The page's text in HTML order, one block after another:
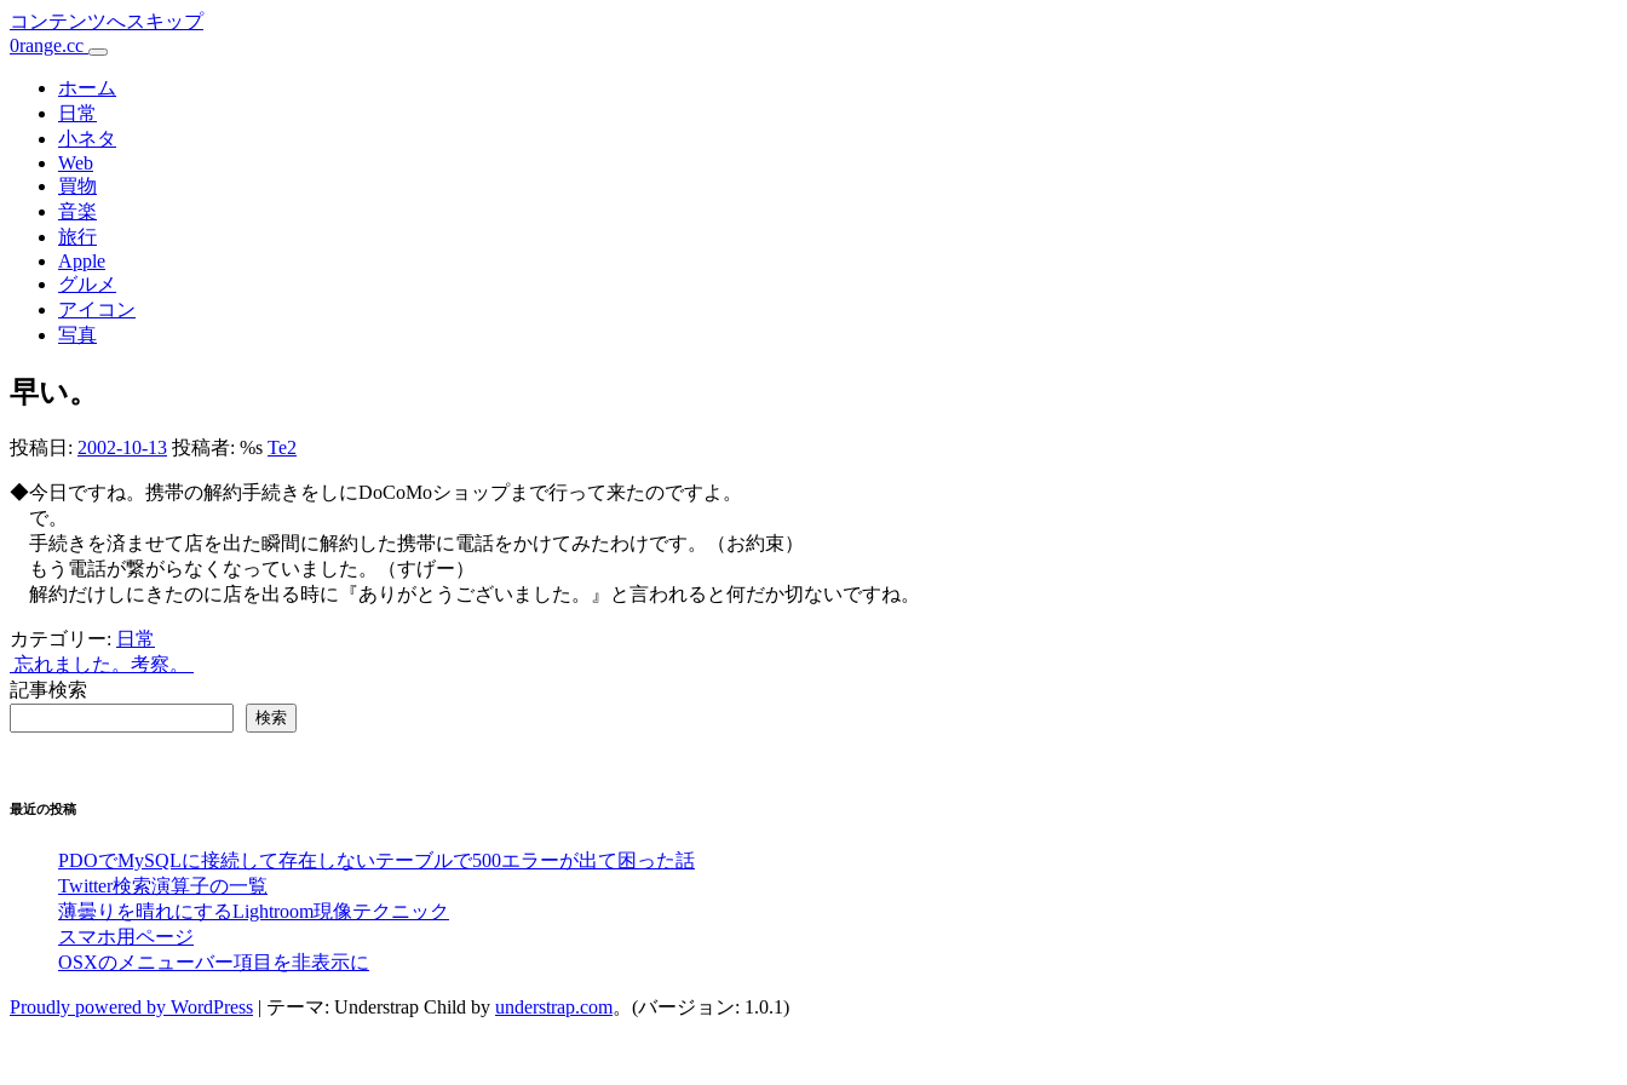
コンテンツへスキップ
メ
ン
0range.cc
ホーム
日常
小ネタ
Web
買物
音楽
旅行
Apple
グルメ
アイコン
写真
早い。
投稿日: 2002-10-13 投稿者: %s Te2
◆今日ですね。携帯の解約手続きをしにDoCoMoショップまで行って来たのですよ。
で。
手続きを済ませて店を出た瞬間に解約した携帯に電話をかけてみたわけです。（お約束）
もう電話が繋がらなくなっていました。（すげー）
解約だけしにきたのに店を出る時に『ありがとうございました。』と言われると何だか切ないですね。
カテゴリー: 日常
投
稿
ゲ
忘れました。 考察。
記事検索
検索
最近の投稿
PDOでMySQLに接続して存在しないテーブルで500エラーが出て困った話
Twitter検索演算子の一覧
薄曇りを晴れにするLightroom現像テクニック
スマホ用ページ
OSXのメニューバー項目を非表示に
Proudly powered by WordPress | テーマ: Understrap Child by understrap.com。(バージョン: 1.0.1)